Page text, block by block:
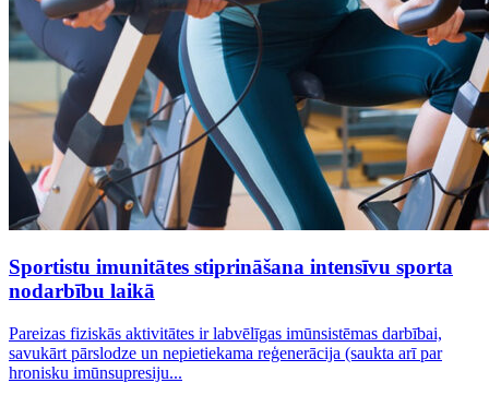
Sportistu imunitātes stiprināšana intensīvu sporta
nodarbību laikā
Pareizas fiziskās aktivitātes ir labvēlīgas imūnsistēmas darbībai,
savukārt pārslodze un nepietiekama reģenerācija (saukta arī par
hronisku imūnsupresiju...